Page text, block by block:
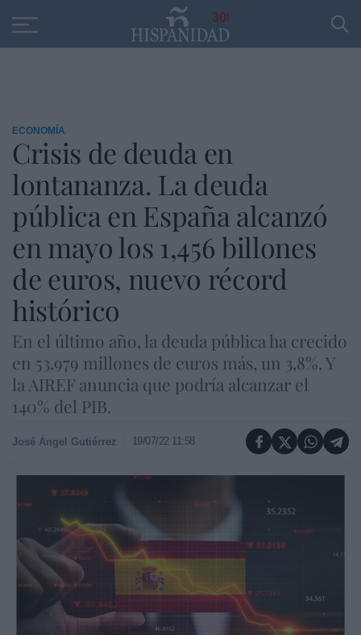
30
ECONOMÍA
Crisis de deuda en
lontananza. La deuda
pública en España alcanzó
en mayo los 1,456 billones
de euros, nuevo récord
histórico
En el último año, la deuda pública ha crecido
en 53.979 millones de euros más, un 3,8%. Y
la AIREF anuncia que podría alcanzar el
140% del PIB.
José Ángel Gutiérrez 19/07/22 11:58